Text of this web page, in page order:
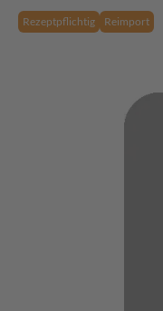
Rezeptpflichtig Reimport